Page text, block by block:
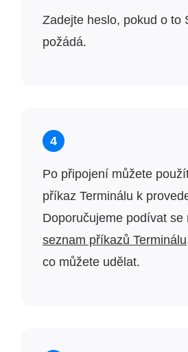
Zadejte heslo, pokud o to
požádá.
4
Po připojení můžete
příkaz Terminálu k
Doporučujeme podívat se
seznam příkazů Terminálu
co můžete udělat.